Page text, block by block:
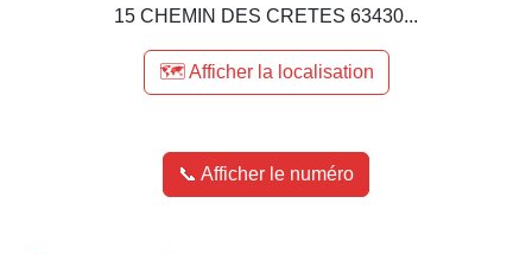
15 CHEMIN DES CRETES 63430...
🗺️ Afficher la localisation
📞 Afficher le numéro